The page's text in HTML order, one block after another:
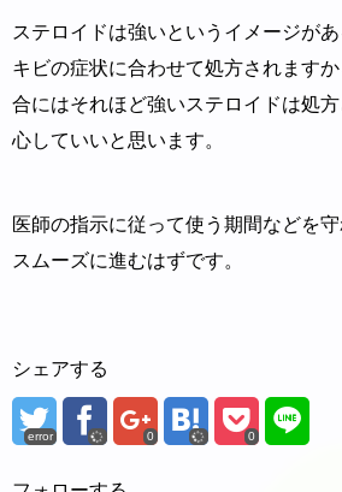
ステロイドは強いというイメージが
キビの症状に合わせて処方されます
合にはそれほど強いステロイドは処
心していいと思います。
医師の指示に従って使う期間などを
スムーズに進むはずです。
シェアする
error 0 0